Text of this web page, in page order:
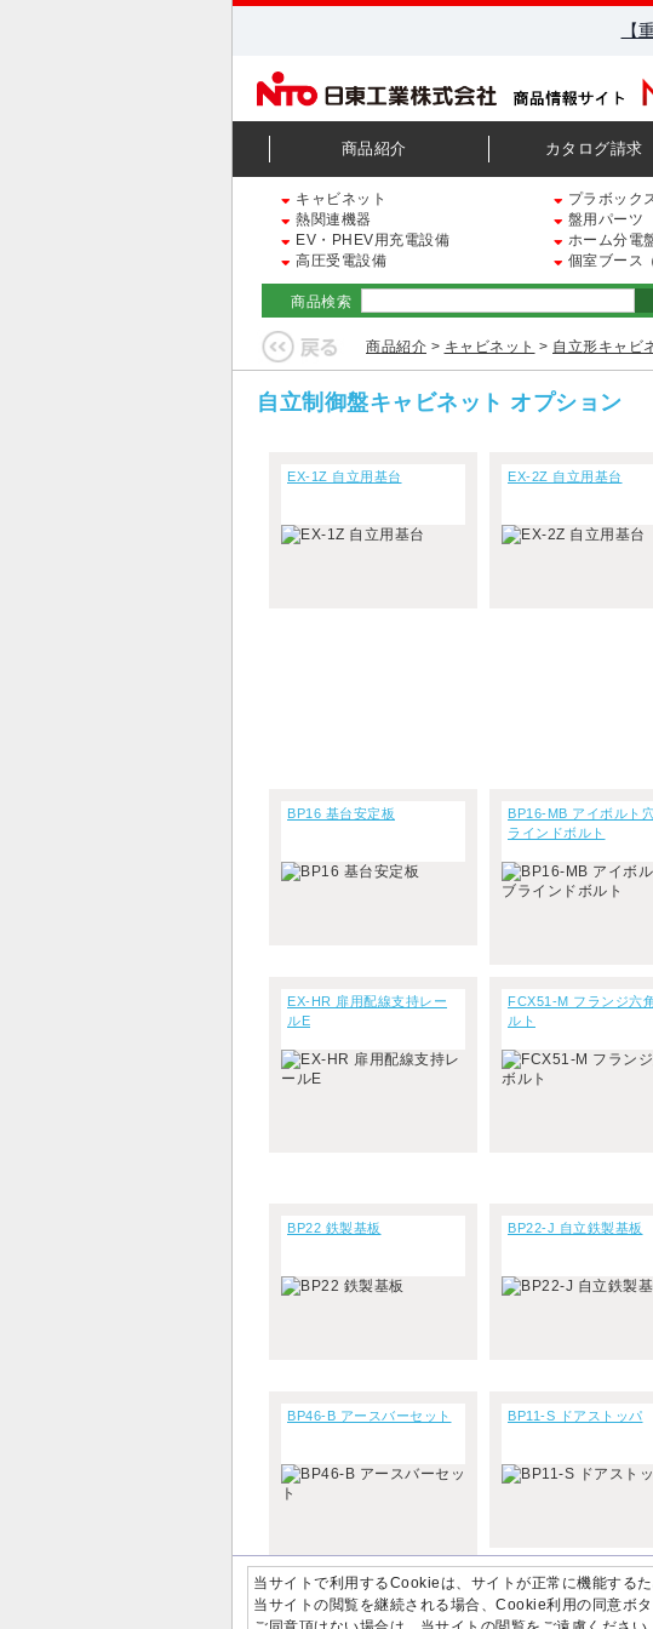
【
商品紹介 カタログ請求
キャビネット プラボック
熱関連機器
盤用パーツ
EV・PHEV用充電設備
ホーム分電
高圧受電設備
個室ブース
商品検索
商品紹介 > キャビネット > 自立形キャビ
自立制御盤キャビネット オプション
EX-1Z 自立用基台 EX-2Z 自立用基台
BP16 基台安定板
BP16-MB アイボルト
ラインドボルト
EX-HR 扉用配線支持レー
ルE
FCX51-M フランジ六
ルト
BP22 鉄製基板 BP22-J 自立鉄製基板
BP46-B アースバーセット BP11-S ドアストッパ
当サイトで利用するCookieは、サイトが正常に機能するた
当サイトの閲覧を継続される場合、Cookie利用の同意ボタ